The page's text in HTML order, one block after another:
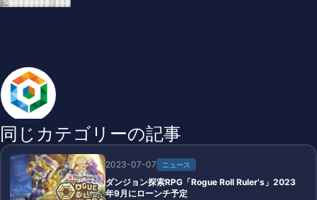
同じカテゴリーの記事
2023-07-07 ニュース
ダンジョン探索RPG「Rogue Roll Ruler's」2023
年9月にローンチ予定